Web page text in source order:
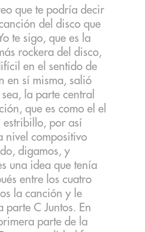
que te podría decir
del disco que
te sigo, que es la
rockera del disco,
en el sentido de
en sí misma, salió
la parte central
que es como el el
estribillo, por así
nivel compositivo
digamos, y
una idea que tenía
entre los cuatro
la canción y le
parte C Juntos. En
parte de la